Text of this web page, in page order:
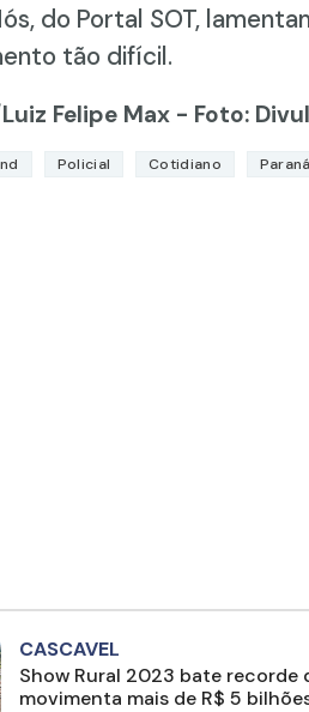
do Portal SOT,
tão difícil.
Felipe Max - Foto:
Policial Cotidiano Paraná
CASCAVEL
Show Rural 2023 bate recorde
movimenta mais de R$ 5